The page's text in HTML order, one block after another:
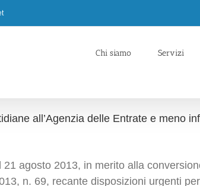
Chi siamo Servizi
all’Agenzia delle Entrate e meno
agosto 2013, in merito alla
n. 69, recante disposizioni urgenti